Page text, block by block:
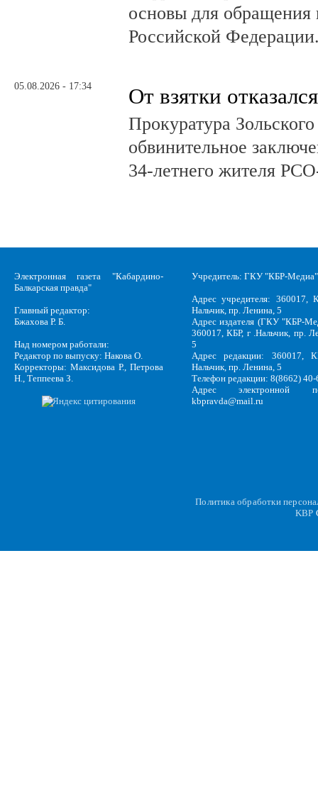
основы для обращения
Российской
05.08.2026 - 17:34 От взятки отказался
Прокуратура
обвинительное
34-летнего жителя
Электронная газета "Кабардино-
Балкарская правда"
Главный редактор:
Бжахова Р. Б.
Над номером работали:
Редактор по выпуску: Накова О.
Корректоры: Максидова Р., Петрова
Н., Теппеева З.
Учредитель: ГКУ "КБР-Медиа"
Адрес учредителя: 360017,
Нальчик, пр. Ленина, 5
Адрес издателя (ГКУ "КБР-
360017, КБР, г .Нальчик, пр.
5
Адрес редакции: 360017,
Нальчик, пр. Ленина, 5
Телефон редакции: 8(8662)
Адрес электронной
kbpravda@mail.ru
Политика обработки
KBP